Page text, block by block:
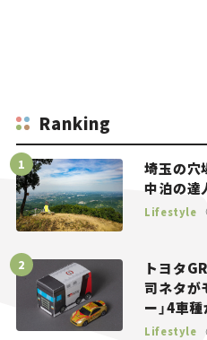
Ranking
埼玉の穴
中泊の達
Lifestyle
トヨタ
司ネタが
ー」4車
マとホビ
Lifestyle